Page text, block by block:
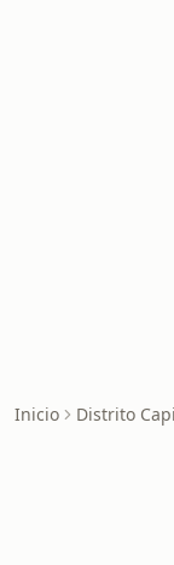
Inicio Distrito